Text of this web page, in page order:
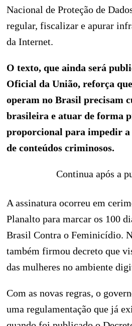
Nacional de Proteção de
regular, fiscalizar e apurar
da Internet.
O texto, que ainda será
Oficial da União, reforça
operam no Brasil precisam
brasileira e atuar de forma
proporcional para impedir a
de conteúdos criminosos.
Continua após a
A assinatura ocorreu em
Planalto para marcar os 100
Brasil Contra o Feminicídio.
também firmou decreto que
das mulheres no ambiente
Com as novas regras, o
uma regulamentação que já